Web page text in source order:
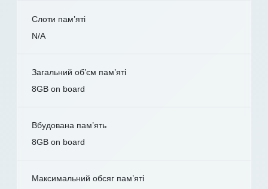
Слоти пам’яті
N/A
Загальний об’єм пам’яті
8GB on board
Вбудована пам’ять
8GB on board
Максимальний обсяг пам’яті